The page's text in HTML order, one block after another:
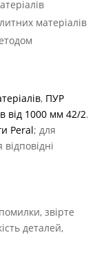
матеріалів
, ПУР
від 1000 мм 42/2.
Peral; для
звірте
деталей,